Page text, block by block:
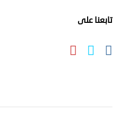
تابعنا على